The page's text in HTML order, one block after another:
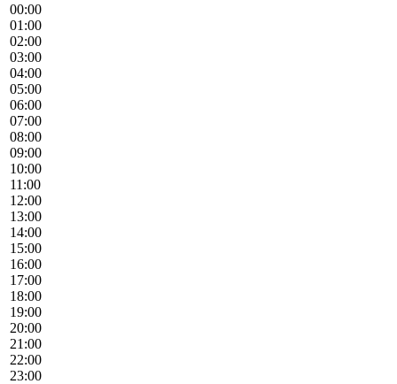
00:00
01:00
02:00
03:00
04:00
05:00
06:00
07:00
08:00
09:00
10:00
11:00
12:00
13:00
14:00
15:00
16:00
17:00
18:00
19:00
20:00
21:00
22:00
23:00